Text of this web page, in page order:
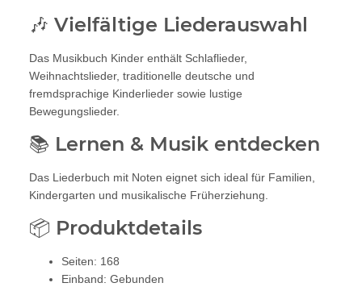
🎶 Vielfältige Liederauswahl
Das Musikbuch Kinder enthält Schlaflieder,
Weihnachtslieder, traditionelle deutsche und
fremdsprachige Kinderlieder sowie lustige
Bewegungslieder.
📚 Lernen & Musik entdecken
Das Liederbuch mit Noten eignet sich ideal für Familien,
Kindergarten und musikalische Früherziehung.
📦 Produktdetails
Seiten: 168
Einband: Gebunden